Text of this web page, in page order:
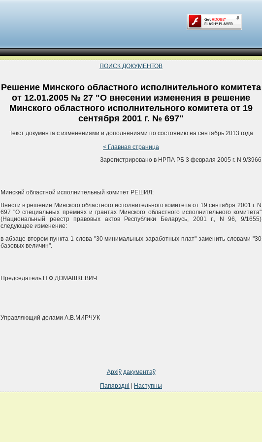
ПОИСК ДОКУМЕНТОВ
Решение Минского областного исполнительного комитета
от 12.01.2005 № 27 "О внесении изменения в решение
Минского областного исполнительного комитета от 19
сентября 2001 г. № 697"
Текст документа с изменениями и дополнениями по состоянию на сентябрь 2013 года
< Главная страница
Зарегистрировано в НРПА РБ 3 февраля 2005 г. N 9/3966
Минский областной исполнительный комитет РЕШИЛ:
Внести в решение Минского областного исполнительного комитета от 19 сентября 2001 г. N
697 "О специальных премиях и грантах Минского областного исполнительного комитета"
(Национальный реестр правовых актов Республики Беларусь, 2001 г., N 96, 9/1655)
следующее изменение:
в абзаце втором пункта 1 слова "30 минимальных заработных плат" заменить словами "30
базовых величин".
Председатель Н.Ф.ДОМАШКЕВИЧ
Управляющий делами А.В.МИРЧУК
Архіў дакументаў
Папярэдні
Наступны